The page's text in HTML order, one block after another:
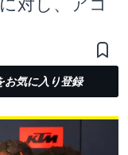
お気に入り登録